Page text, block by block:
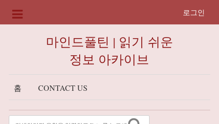
로그인
마인드풀틴 | 읽기 쉬운
정보 아카이브
홈 CONTACT US